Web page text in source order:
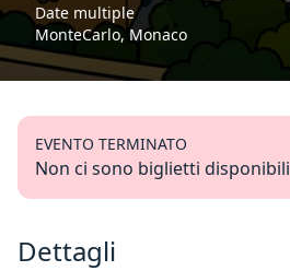
Date multiple
MonteCarlo, Monaco
EVENTO TERMINATO
Non ci sono biglietti disponibili
Dettagli